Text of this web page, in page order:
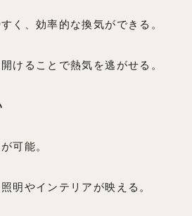
く、効率的な換気ができる。
けることで熱気を逃がせる。
可能。
明やインテリアが映える。